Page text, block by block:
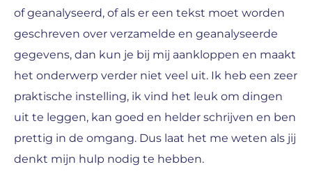
of geanalyseerd, of als er een tekst moet worden
geschreven over verzamelde en geanalyseerde
gegevens, dan kun je bij mij aankloppen en maakt
het onderwerp verder niet veel uit. Ik heb een zeer
praktische instelling, ik vind het leuk om dingen
uit te leggen, kan goed en helder schrijven en ben
prettig in de omgang. Dus laat het me weten als jij
denkt mijn hulp nodig te hebben.